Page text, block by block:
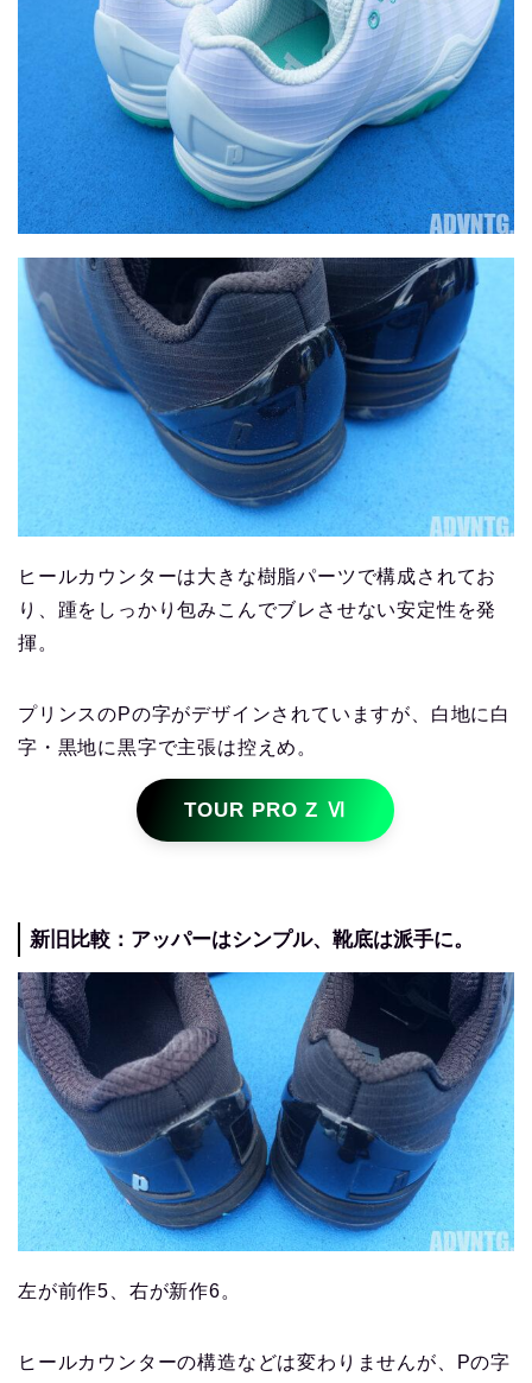
ヒールカウンターは大きな樹脂パーツで構成されてお
り、踵をしっかり包みこんでブレさせない安定性を発
揮。
プリンスのPの字がデザインされていますが、白地に白
字・黒地に黒字で主張は控えめ。
TOUR PRO Z Ⅵ
新旧比較：アッパーはシンプル、靴底は派手に。
左が前作5、右が新作6。
ヒールカウンターの構造などは変わりませんが、Pの字